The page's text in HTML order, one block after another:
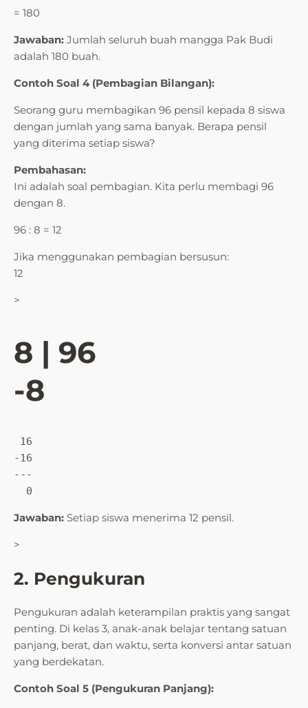
= 180
Jawaban: Jumlah seluruh buah mangga Pak Budi
adalah 180 buah.
Contoh Soal 4 (Pembagian Bilangan):
Seorang guru membagikan 96 pensil kepada 8 siswa
dengan jumlah yang sama banyak. Berapa pensil
yang diterima setiap siswa?
Pembahasan:
Ini adalah soal pembagian. Kita perlu membagi 96
dengan 8.
96 : 8 = 12
Jika menggunakan pembagian bersusun:
12
>
8 | 96
-8
16
-16
---
  0
Jawaban: Setiap siswa menerima 12 pensil.
>
2. Pengukuran
Pengukuran adalah keterampilan praktis yang sangat
penting. Di kelas 3, anak-anak belajar tentang satuan
panjang, berat, dan waktu, serta konversi antar satuan
yang berdekatan.
Contoh Soal 5 (Pengukuran Panjang):